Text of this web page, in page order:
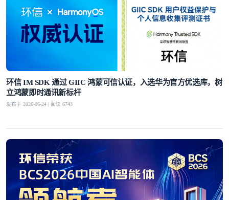
环信 IM SDK 通过 GIIC 鸿蒙可信认证，入选华为官方优选库，树
立鸿蒙即时通讯新标杆
发布于 2026-06-24 | 阅读 6743